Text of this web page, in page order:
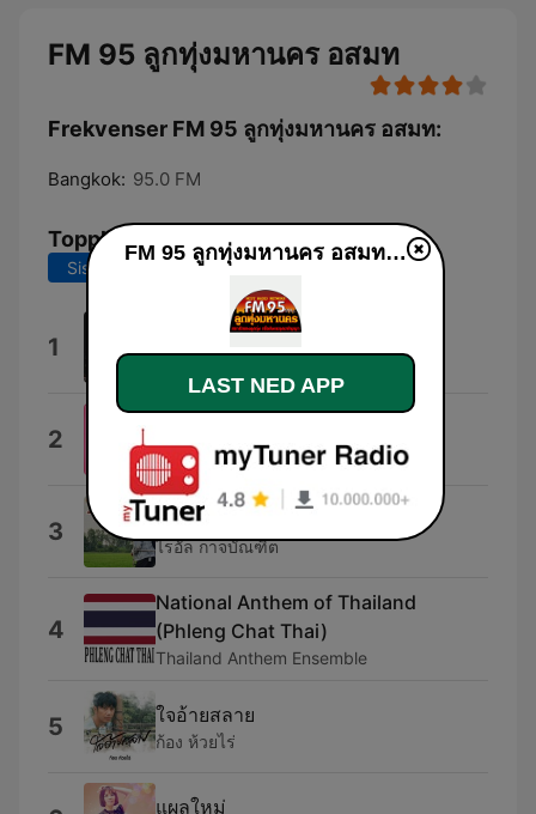
FM 95 ลูกทุ่งมหานคร อสมท
Frekvenser FM 95 ลูกทุ่งมหานคร อสมท:
Bangkok: 95.0 FM
Topplåter
Siste 7 dager Siste 30 dager
1 ฟันแล้วทิ้งผู้หญิงก็ทำได้
L.กฮ.
2 Palaphol
3 ฉันรักเพลงลูกทุ่ง
ไรอัล กาจบัณฑิต
4
National Anthem of Thailand
(Phleng Chat Thai)
Thailand Anthem Ensemble
5 ใจอ้ายสลาย
ก้อง ห้วยไร่
แผลใหม่
FM 95 ลูกทุ่งมหานคร อสมท direkte
LAST NED APP